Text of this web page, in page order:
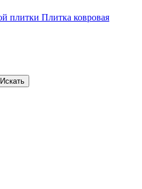
Плитка ковровая
Искать